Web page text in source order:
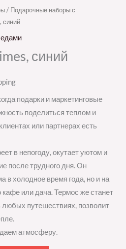
/ Подарочные наборы с
синий
синий
подарки и маркетинговые
поделиться теплом и
или партнерах есть
в непогоду, окутает уютом и
после трудного дня. Он
в холодное время года, но и на
кафе или дача. Термос же станет
путешествиях, позволит
атмосферу.